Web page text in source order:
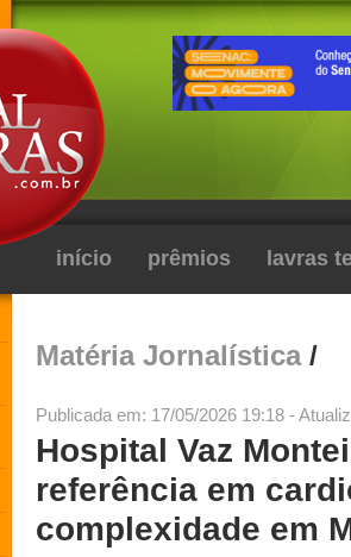
início prêmios lavras
Matéria Jornalística/
Publicada em: 17/05/2026 19:18 -
Hospital Vaz
referência em
complexidade em